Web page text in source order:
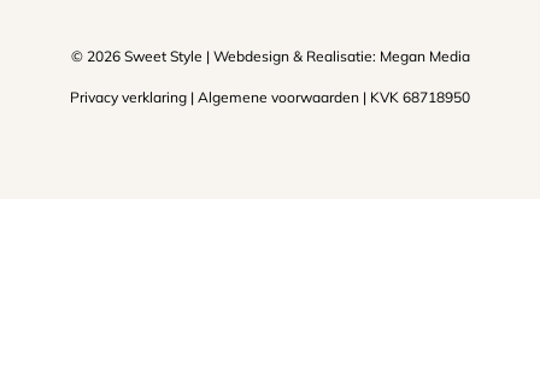
© 2026 Sweet Style | Webdesign & Realisatie: Megan Media
Privacy verklaring | Algemene voorwaarden | KVK 68718950